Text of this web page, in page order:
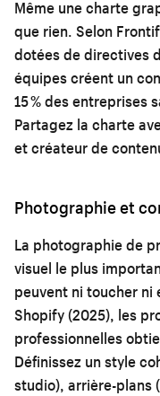
Même une charte
que rien. Selon
dotées de directives
équipes créent un
15 % des entreprises
Partagez la charte
et créateur de
Photographie et
La photographie de
visuel le plus
peuvent ni toucher ni
Shopify (2025), les
professionnelles
Définissez un style
studio), arrière-plans